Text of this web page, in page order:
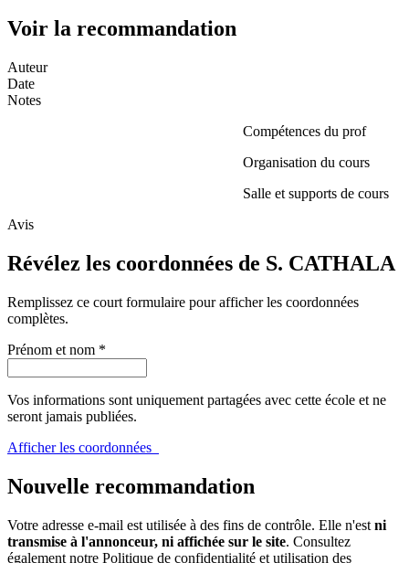
Voir la recommandation
Auteur
Date
Notes
Compétences du prof
Organisation du cours
Salle et supports de cours
Avis
Révélez les coordonnées de S. CATHALA
Remplissez ce court formulaire pour afficher les coordonnées
complètes.
Prénom et nom *
Vos informations sont uniquement partagées avec cette école et ne
seront jamais publiées.
Afficher les coordonnées
Nouvelle recommandation
Votre adresse e-mail est utilisée à des fins de contrôle. Elle n'est ni
transmise à l'annonceur, ni affichée sur le site. Consultez
également notre Politique de confidentialité et utilisation des